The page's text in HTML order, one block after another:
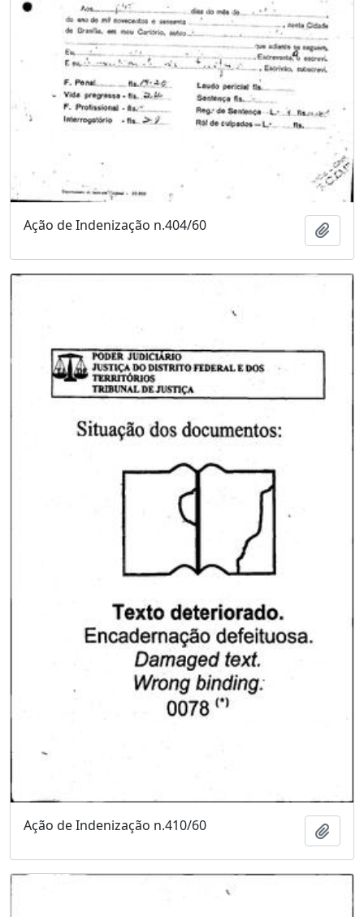
Ação de Indenização n.404/60
Ação de Indenização n.410/60